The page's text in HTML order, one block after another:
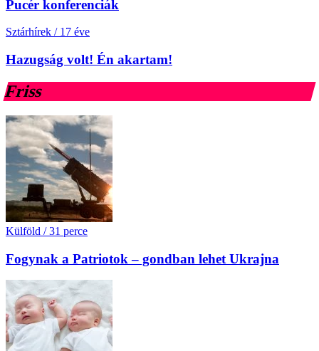
Pucér konferenciák
Sztárhírek / 17 éve
Hazugság volt! Én akartam!
Friss
Külföld / 31 perce
Fogynak a Patriotok – gondban lehet Ukrajna